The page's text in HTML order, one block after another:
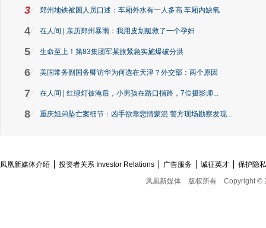
3 郑州地铁被困人员口述：车厢外水有一人多高 车厢内缺氧
4 在人间 | 亲历郑州暴雨：我用皮划艇救了一个孕妇
5 生命至上！第83集团军某旅紧急实施爆破分洪
6 美国常务副国务卿访华为何选在天津？外交部：两个原因
7 在人间 | 红绿灯被淹后，小男孩在路口指路，7位摄影师...
8 重庆姐弟坠亡案细节：凶手欲靠悲情蒙混 警方现场勘察发现...
凤凰新媒体介绍 投资者关系 Investor Relations 广告服务 诚征英才
保护隐
凤凰新媒体
版权所有 Copyright ©